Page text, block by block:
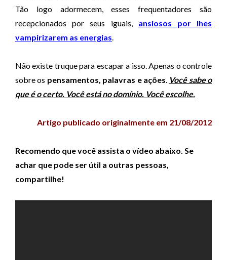
Tão logo adormecem, esses frequentadores são
recepcionados por seus iguais, ansiosos por lhes
vampirizarem as energias
Não existe truque para escapar a isso. Apenas o controle
sobre os pensamentos, palavras e ações Você sabe o
que é o certo. Você está no domínio. Você escolhe.
Artigo publicado originalmente em 21/08/2012
Recomendo que você assista o vídeo abaixo. Se
achar que pode ser útil a outras pessoas,
compartilhe!